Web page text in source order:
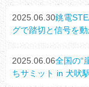
2025.06.30銚電
グで踏切と信号を
2025.06.06全国の“
ちサミット in 犬吠